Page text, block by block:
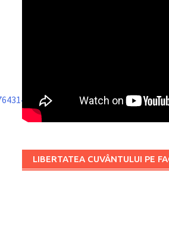
LIBERTATEA CUVÂNTULUI PE